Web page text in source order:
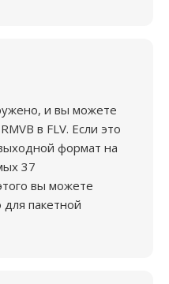
и вы можете
в FLV. Если это
формат на
37
вы можете
пакетной